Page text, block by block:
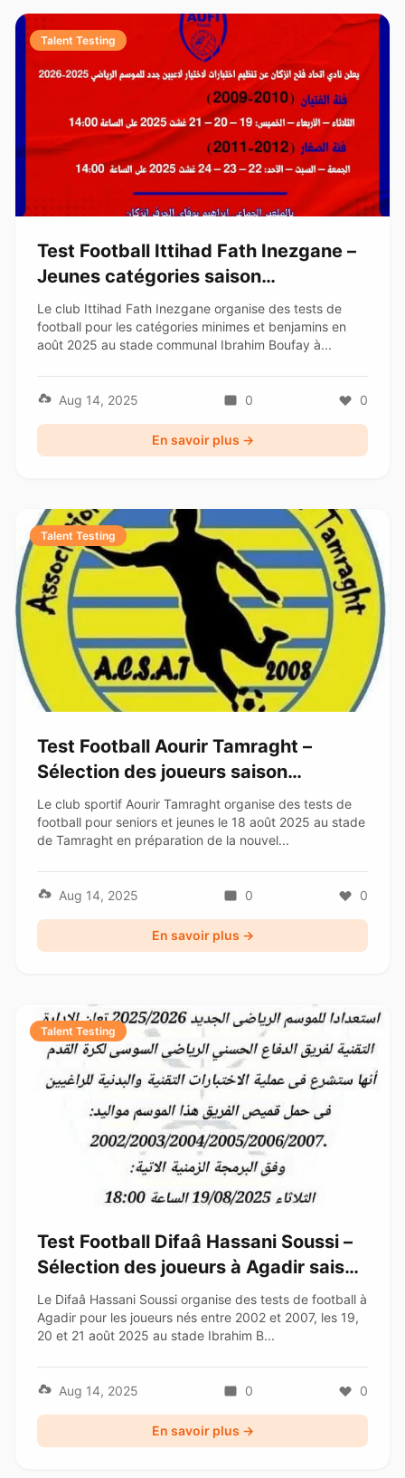
Talent Testing
Test Football Ittihad Fath Inezgane –
Jeunes catégories saison
2025/2026
Le club Ittihad Fath Inezgane organise des tests de
football pour les catégories minimes et benjamins en
août 2025 au stade communal Ibrahim Boufay à...
Aug 14, 2025 0 0
En savoir plus →
Talent Testing
Test Football Aourir Tamraght –
Sélection des joueurs saison
2025/2026
Le club sportif Aourir Tamraght organise des tests de
football pour seniors et jeunes le 18 août 2025 au stade
de Tamraght en préparation de la nouvel...
Aug 14, 2025 0 0
En savoir plus →
Talent Testing
Test Football Difaâ Hassani Soussi –
Sélection des joueurs à Agadir saison
2025/2026
Le Difaâ Hassani Soussi organise des tests de football à
Agadir pour les joueurs nés entre 2002 et 2007, les 19,
20 et 21 août 2025 au stade Ibrahim B...
Aug 14, 2025 0 0
En savoir plus →